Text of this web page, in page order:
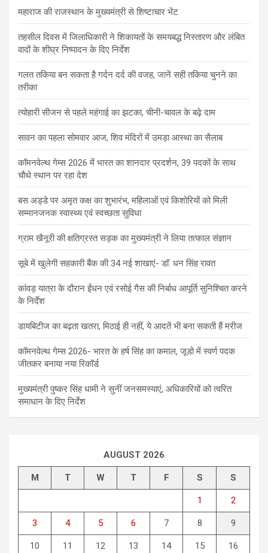
महाराज की राजस्थान के मुख्यमंत्री से शिष्टाचार भेंट
तहसील दिवस में जिलाधिकारी ने शिकायतों के समयबद्ध निस्तारण और लंबित
वादों के शीघ्र निष्पादन के दिए निर्देश
गलत तकिया बन सकता है गर्दन दर्द की वजह, जानें सही तकिया चुनने का
तरीका
त्योहारी सीजन से पहले महंगाई का झटका, चीनी-चावल के बढ़े दाम
सावन का पहला सोमवार आज, शिव मंदिरों में उमड़ा आस्था का सैलाब
कॉमनवेल्थ गेम्स 2026 में भारत का शानदार प्रदर्शन, 39 पदकों के साथ
चौथे स्थान पर रहा देश
बस अड्डे पर अमृत कक्ष का शुभारंभ, महिलाओं एवं किशोरियों को मिली
सम्मानजनक स्वास्थ्य एवं स्वच्छता सुविधा
ग्राम खैनूरी की क्षतिग्रस्त सड़क का मुख्यमंत्री ने लिया तत्काल संज्ञान
सूबे में खुलेगी सहकारी बैंक की 34 नई शाखाएं- डाॅ. धन सिंह रावत
कांवड़ यात्रा के दौरान ईंधन एवं रसोई गैस की निर्बाध आपूर्ति सुनिश्चित करने
के निर्देश
डायबिटीज का बढ़ता खतरा, मिठाई ही नहीं, ये आदतें भी बना सकती हैं मरीज
कॉमनवेल्थ गेम्स 2026- भारत के हर्ष सिंह का कमाल, जूडो में स्वर्ण पदक
जीतकर बनाया नया रिकॉर्ड
मुख्यमंत्री पुष्कर सिंह धामी ने सुनीं जनसमस्याएं, अधिकारियों को त्वरित
समाधान के दिए निर्देश
AUGUST 2026
M T W T F S S
1 2
3 4 5 6 7 8 9
10 11 12 13 14 15 16